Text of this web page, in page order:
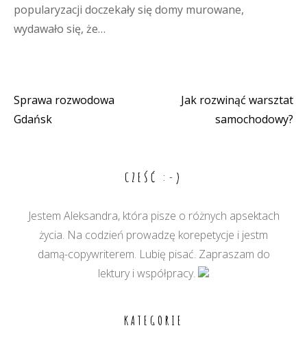
popularyzacji doczekały się domy murowane,
wydawało się, że…
Nawigacja
Sprawa rozwodowa
Gdańsk
Jak rozwinąć warsztat
samochodowy?
CZEŚĆ :-)
Jestem Aleksandra, która pisze o różnych apsektach
życia. Na codzień prowadzę korepetycje i jestm
damą-copywriterem. Lubię pisać. Zapraszam do
lektury i współpracy.
KATEGORIE